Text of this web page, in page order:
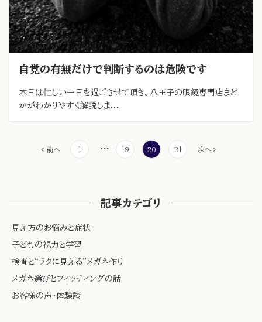
自覚の有無だけで判断するのは危険です
本日は忙しい一日を過ごさせて頂き。八王子の眼鏡専門店まど
かがわかりやすく解説しま...
ー
送
り
前へ … 19 20 21 次へ
記事カテゴリ
見え方のお悩みと症状
子どもの視力と学習
検査と“ラクに見える”メガネ作り
メガネ選びとフィッティングの話
お客様の声・体験談